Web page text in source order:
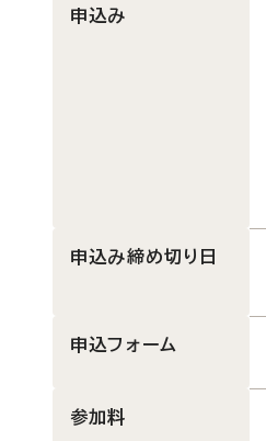
申込み
申込み締め切り日
申込フォーム
参加料